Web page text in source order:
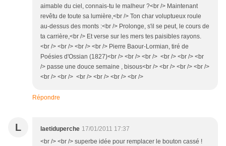
aimable du ciel, connais-tu le malheur ?<br /> Maintenant
revêtu de toute sa lumière,<br /> Ton char voluptueux roule
au-dessus des monts :<br /> Prolonge, s'il se peut, le cours de
ta carrière,<br /> Et verse sur les mers tes paisibles rayons.
<br /> <br /> <br /> <br /> Pierre Baour-Lormian, tiré de
Poésies d'Ossian (1827)<br /> <br /> <br /> <br /> <br /> <br
/> passe une douce semaine , bisous<br /> <br /> <br /> <br />
<br /> <br /> <br /> <br /> <br /> <br />
Répondre
L laetiduperche 17/01/2011 17:37
<br /> <br /> superbe idée pour remplacer le bouton cassé !